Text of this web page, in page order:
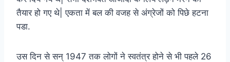
तैयार हो गए थे| एकता में बल की वजह से अंग्रेजों को पिछे हटना
पडा.
उस दिन से सन् 1947 तक लोगों ने स्वतंत्र होने से भी पहले 26